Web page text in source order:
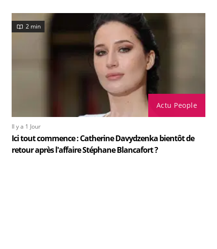
Actu People
2 min
Il y a 1 Jour
Ici tout commence : Catherine Davydzenka bientôt de
retour après l'affaire Stéphane Blancafort ?